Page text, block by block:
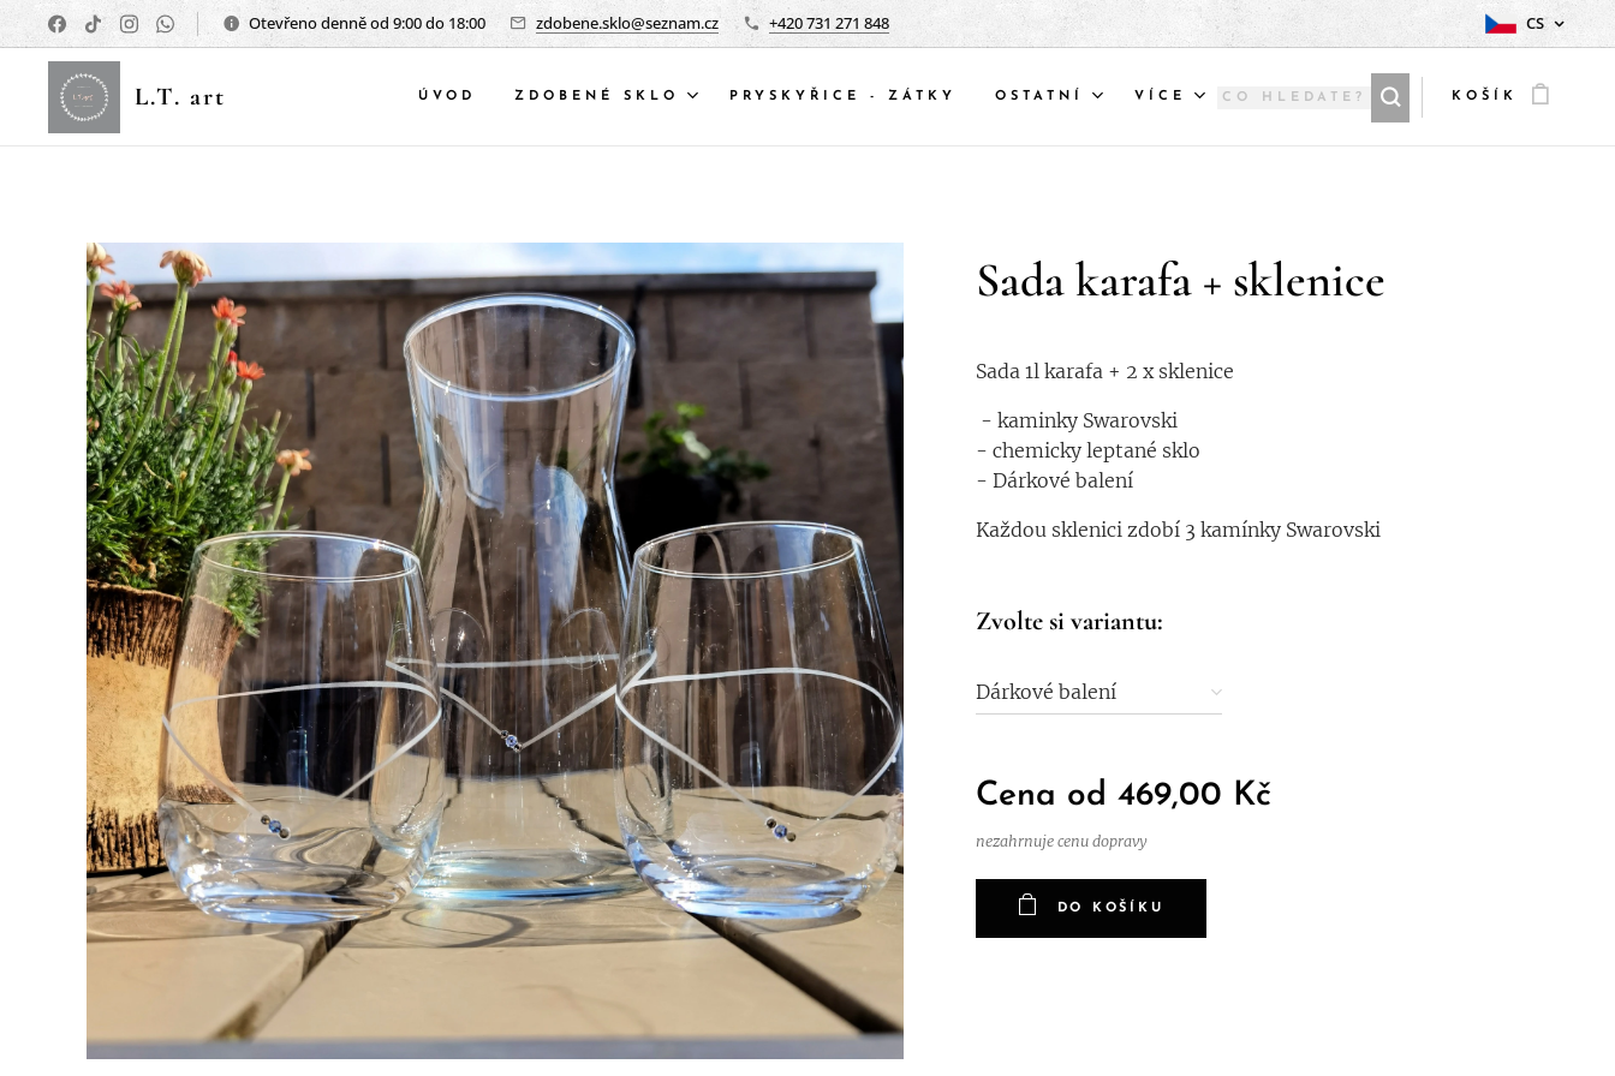
Otevřeno denně od 9:00 do 18:00 zdobene.sklo@seznam.cz +420 731 271 848 CS
L.T. art ÚVOD ZDOBENÉ SKLO PRYSKYŘICE - ZÁTKY OSTATNÍ VÍCE KOŠÍK
Sada karafa + sklenice
Sada 1l karafa + 2 x sklenice
- kaminky Swarovski
- chemicky leptané sklo
- Dárkové balení
Každou sklenici zdobí 3 kamínky Swarovski
Zvolte si variantu:
Dárkové balení
Cena od 469,00 Kč
nezahrnuje cenu dopravy
DO KOŠÍKU